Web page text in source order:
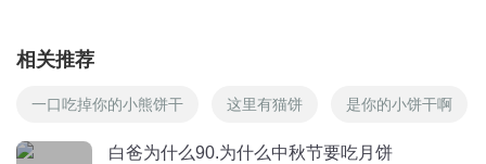
相关推荐
一口吃掉你的小熊饼干 这里有猫饼 是你的小饼干啊
白爸为什么90.为什么中秋节要吃月饼